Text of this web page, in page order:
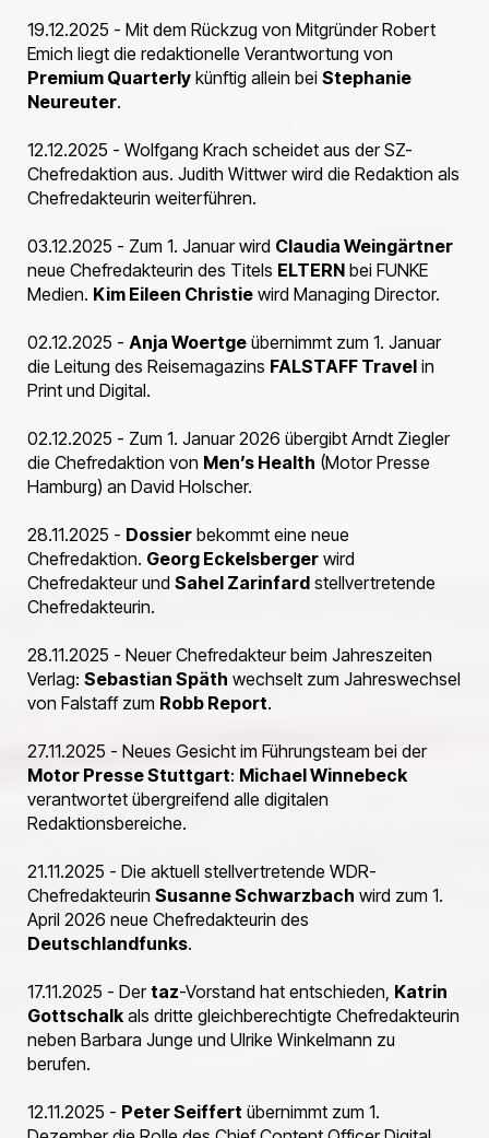
19.12.2025 - Mit dem Rückzug von Mitgründer Robert
Emich liegt die redaktionelle Verantwortung von
Premium Quarterly künftig allein bei Stephanie
Neureuter.
12.12.2025 - Wolfgang Krach scheidet aus der SZ-
Chefredaktion aus. Judith Wittwer wird die Redaktion als
Chefredakteurin weiterführen.
03.12.2025 - Zum 1. Januar wird Claudia Weingärtner
neue Chefredakteurin des Titels ELTERN bei FUNKE
Medien. Kim Eileen Christie wird Managing Director.
02.12.2025 - Anja Woertge übernimmt zum 1. Januar
die Leitung des Reisemagazins FALSTAFF Travel in
Print und Digital.
02.12.2025 - Zum 1. Januar 2026 übergibt Arndt Ziegler
die Chefredaktion von Men’s Health (Motor Presse
Hamburg) an David Holscher.
28.11.2025 - Dossier bekommt eine neue
Chefredaktion. Georg Eckelsberger wird
Chefredakteur und Sahel Zarinfard stellvertretende
Chefredakteurin.
28.11.2025 - Neuer Chefredakteur beim Jahreszeiten
Verlag: Sebastian Späth wechselt zum Jahreswechsel
von Falstaff zum Robb Report.
27.11.2025 - Neues Gesicht im Führungsteam bei der
Motor Presse Stuttgart: Michael Winnebeck
verantwortet übergreifend alle digitalen
Redaktionsbereiche.
21.11.2025 - Die aktuell stellvertretende WDR-
Chefredakteurin Susanne Schwarzbach wird zum 1.
April 2026 neue Chefredakteurin des
Deutschlandfunks.
17.11.2025 - Dertaz-Vorstand hat entschieden, Katrin
Gottschalk als dritte gleichberechtigte Chefredakteurin
neben Barbara Junge und Ulrike Winkelmann zu
berufen.
12.11.2025 - Peter Seiffert übernimmt zum 1.